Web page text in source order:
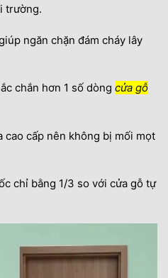
trường.
ngăn chặn đám cháy lây
chắn hơn 1 số dòng cửa gỗ
cao cấp nên không bị mối mọt
chỉ bằng 1/3 so với cửa gỗ tự